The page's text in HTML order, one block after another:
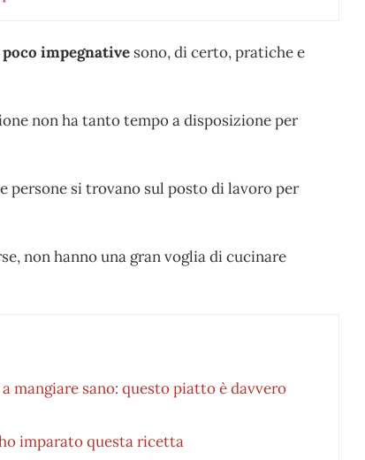
impegnative sono, di certo, pratiche e
non ha tanto tempo a disposizione per
persone si trovano sul posto di lavoro per
non hanno una gran voglia di cucinare
mangiare sano: questo piatto è davvero
imparato questa ricetta